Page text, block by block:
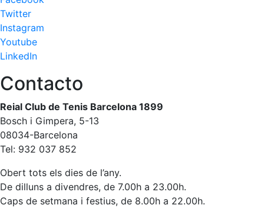
Avantatges
Publicitat a la
Revista
Patrocinador
del Club?
Notícies
Inscripcions
El
Godó
del
Twitter
Instagram
Youtube
LinkedIn
Contacto
Reial Club de Tenis Barcelona 1899
Bosch i Gimpera, 5-13
08034-Barcelona
Tel: 932 037 852
Obert tots els dies de l’any.
De dilluns a divendres, de 7.00h a 23.00h.
Caps de setmana i festius, de 8.00h a 22.00h.